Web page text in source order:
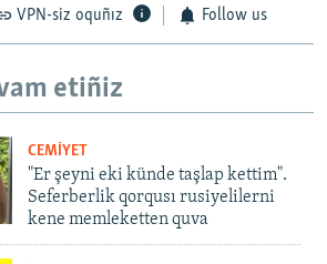
VPN-siz oquñız Follow us
etiñiz
CEMİYET
"Er şeyni eki künde taşlap kettim".
Seferberlik qorqusı rusiyelilerni
kene memleketten quva